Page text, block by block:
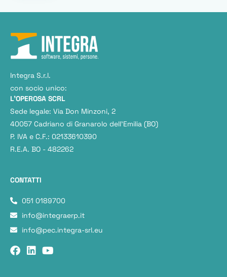
Integra S.r.l.
con socio unico:
L'OPEROSA SCRL
Sede legale: Via Don Minzoni, 2
40057 Cadriano di Granarolo dell’Emilia (BO)
P. IVA e C.F.: 02133610390
R.E.A. BO - 482262
CONTATTI
051 0189700
info@integraerp.it
info@pec.integra-srl.eu